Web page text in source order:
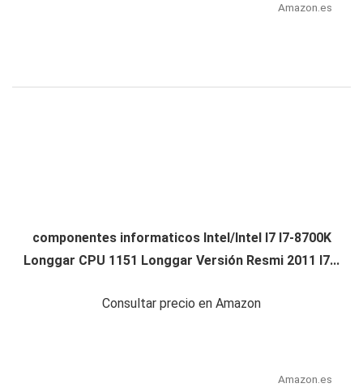
Amazon.es
componentes informaticos Intel/Intel I7 I7-8700K
Longgar CPU 1151 Longgar Versión Resmi 2011 I7...
Consultar precio en Amazon
Amazon.es